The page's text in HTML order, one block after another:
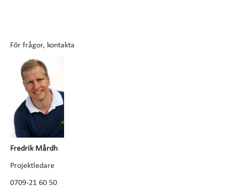
För frågor, kontakta
Fredrik Mårdh
Projektledare
0709-21 60 50